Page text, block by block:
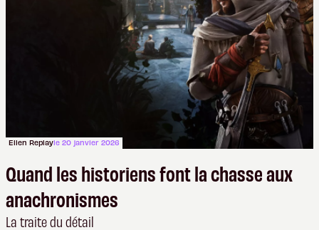
Ellen Replayle 20 janvier 2026
Quand les historiens font la chasse aux
anachronismes
La traite du détail